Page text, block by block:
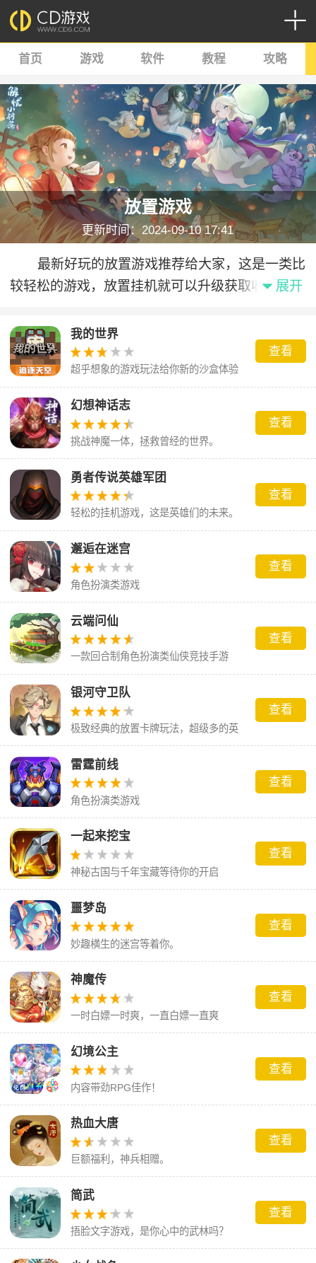
首页 游戏 软件 教程 攻略
放置游戏
更新时间：2024-09-10 17:41
最新好玩的放置游戏推荐给大家，这是一类比
较轻松的游戏，放置挂机就可以升级获取收益，比
戏进程依赖于时间的积累而非即时的玩家交互。玩
家回来时，可以收集资源、升级装备、解锁新功
能，从而逐步推进游戏进度。放置游戏强调轻松的
游戏体验，适合那些想要在闲暇时轻松娱乐，又不
想投入大量时间和精力的玩家，有兴趣的朋友可以
来这里安装体验。
展开
我的世界
超乎想象的游戏玩法给你新的沙盒体验
查看
幻想神话志
挑战神魔一体，拯救曾经的世界。
查看
勇者传说英雄军团
轻松的挂机游戏，这是英雄们的未来。
查看
邂逅在迷宫
角色扮演类游戏
查看
云端问仙
一款回合制角色扮演类仙侠竞技手游
查看
银河守卫队
极致经典的放置卡牌玩法，超级多的英
雄再此集结。
查看
雷霆前线
角色扮演类游戏
查看
一起来挖宝
神秘古国与千年宝藏等待你的开启
查看
噩梦岛
妙趣横生的迷宫等着你。
查看
神魔传
一时白嫖一时爽，一直白嫖一直爽
查看
幻境公主
内容带劲RPG佳作！
查看
热血大唐
巨额福利，神兵相赠。
查看
简武
捂脸文字游戏，是你心中的武林吗？
查看